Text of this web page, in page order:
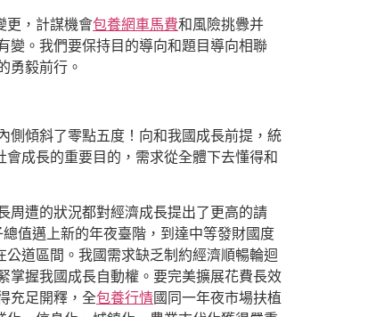
更，計謀機會包養網車馬費和風險挑釁并
變。我們要保持目的導向和題目導向相聯
勇毅前行。
側傾斜了零點五度！向和我國成長前提，統
成長的重要目的，需求從全體下去懂得和
周遭的狀況都對經濟成長提出了更高的請
值邁上新的年夜臺階，到達中等發財國度
道區間。我國需求缺乏制約經濟順暢輪迴
掌握我國成長自動權。要完美擴展花費長效
充足開釋，全包養行情國同一年夜市場扶植